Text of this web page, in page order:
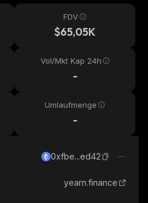
FDV
$65,05K
Vol/Mkt Kap 24h
-
Umlaufmenge
-
0xfbe...ed42
yearn.finance